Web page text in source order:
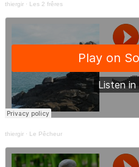
thiergir · Les 2 frêres
thiergir · Le Pêcheur